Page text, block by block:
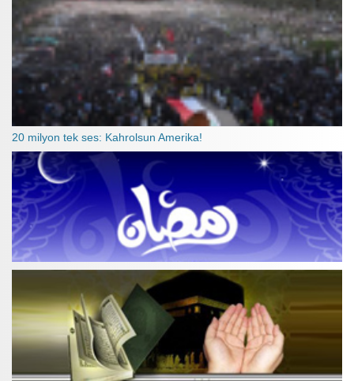
20 milyon tek ses: Kahrolsun Amerika!